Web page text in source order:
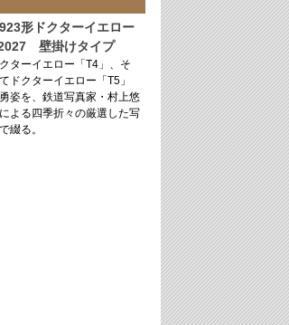
形ドクターイエロー
壁掛けタイプ
クターイエロー「T4」、そ
ドクターイエロー「T5」
姿を、鉄道写真家・村上悠
よる四季折々の厳選した写
綴る。